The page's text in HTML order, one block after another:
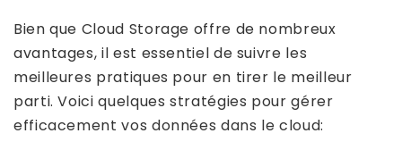
Bien que Cloud Storage offre de nombreux
avantages, il est essentiel de suivre les
meilleures pratiques pour en tirer le meilleur
parti. Voici quelques stratégies pour gérer
efficacement vos données dans le cloud: